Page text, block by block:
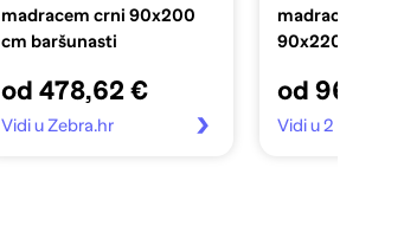
madracem crni 90x200
cm baršunasti
od 478,62 €
Vidi u Zebra.hr
madraca
90x220 cm
od 96,99
Vidi u 2 trgovine